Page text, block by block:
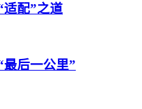
适配”之道
后一公里”